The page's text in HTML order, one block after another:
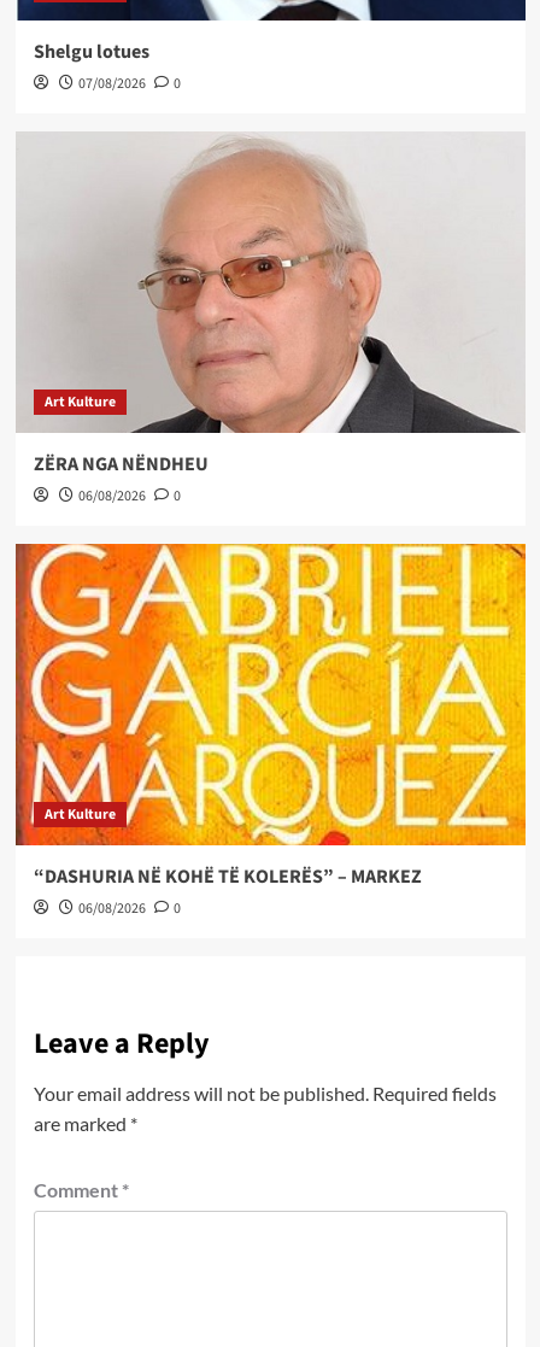
Shelgu lotues
07/08/2026 0
Art Kulture
ZËRA NGA NËNDHEU
06/08/2026 0
Art Kulture
“DASHURIA NË KOHË TË KOLERËS” – MARKEZ
06/08/2026 0
Leave a Reply
Your email address will not be published. Required fields
are marked *
Comment *